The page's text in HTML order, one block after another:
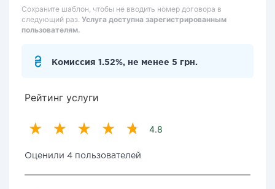
Сохраните шаблон, чтобы не вводить номер договора в
следующий раз. Услуга доступна зарегистрированным
пользователям.
Комиссия 1.52%, не менее 5 грн.
Рейтинг услуги
4.8
Оценили 4 пользователей